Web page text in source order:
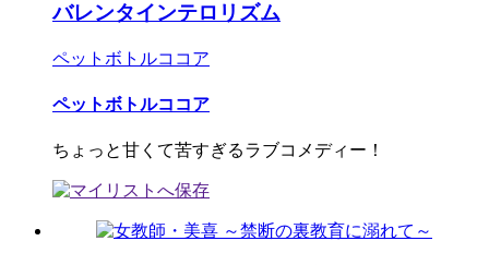
バレンタインテロリズム
ペットボトルココア
ペットボトルココア
ちょっと甘くて苦すぎるラブコメディー！